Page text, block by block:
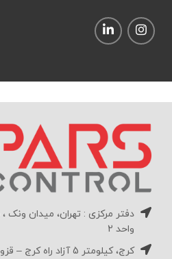
واحد 2
کرج، کیلومتر 5 آزاد